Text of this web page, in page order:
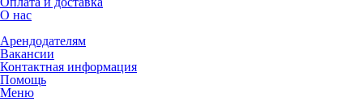
О нас
Арендодателям
Вакансии
Контактная информация
Помощь
Меню